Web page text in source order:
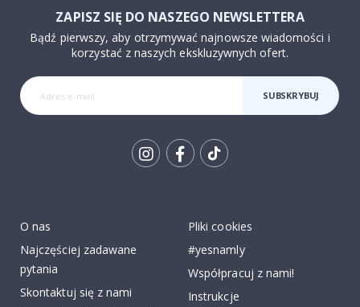
ZAPISZ SIĘ DO NASZEGO NEWSLETTERA
Bądź pierwszy, aby otrzymywać najnowsze wiadomości i
korzystać z naszych ekskluzywnych ofert.
SUBSKRYBUJ
O nas
Najczęściej zadawane
pytania
Skontaktuj się z nami
Pliki cookies
#yesnamly
Współpracuj z nami!
Instrukcje